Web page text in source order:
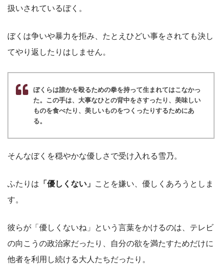
扱いされているぼく。
ぼくは争いや暴力を拒み、たとえひどい事をされても決し
てやり返したりはしません。
ぼくらは誰かを殴るための拳を持って生まれてはこなかっ
た。この手は、大事なひとの背中をさすったり、美味しい
ものを食べたり、美しいものをつくったりするためにあ
る。
そんなぼくを穏やかな優しさで受け入れる雪乃。
ふたりは 「優しくない」 ことを嫌い、優しくあろうとしま
す。
彼らが「優しくないね」という言葉をかけるのは、テレビ
の向こうの政治家だったり、自分の欲を満たすためだけに
他者を利用し続ける大人たちだったり。